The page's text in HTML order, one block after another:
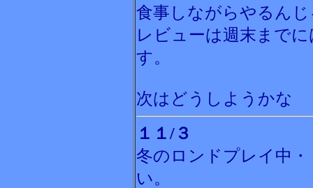
食事しながらやるん
レビューは週末まで
す。
次はどうしようかな
１１/３
冬のロンドプレイ中
い。